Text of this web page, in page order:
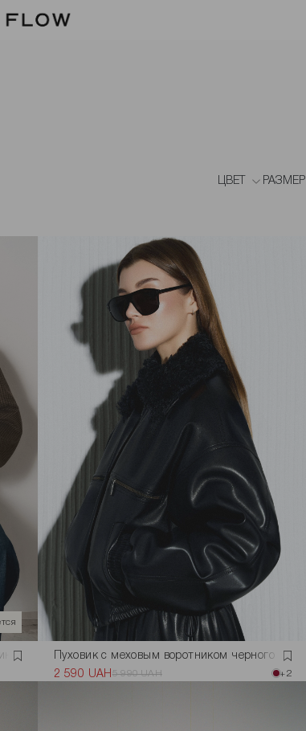
ЦВЕТ РАЗМЕР
(черный цвет)Пуховик с меховым воротником черного цвета
2 590 UAH 5 990 UAH +2